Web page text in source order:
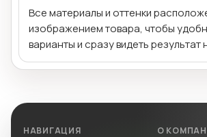
Все материалы и оттенки
изображением товара, чтобы
варианты и сразу видеть результат
НАВИГАЦИЯ О